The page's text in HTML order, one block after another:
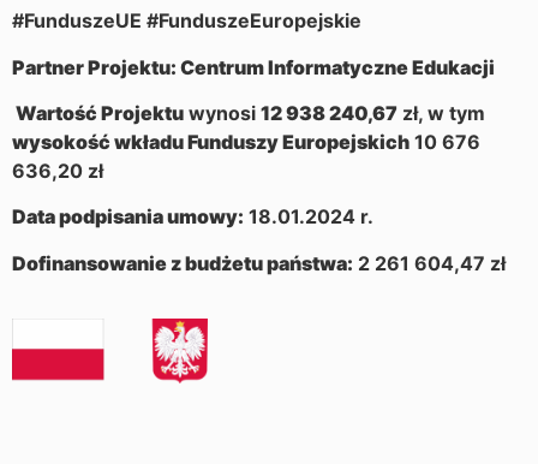
#FunduszeUE #FunduszeEuropejskie
Partner Projektu: Centrum Informatyczne Edukacji
Wartość Projektu wynosi 12 938 240,67 zł, w tym
wysokość wkładu Funduszy Europejskich 10 676
636,20 zł
Data podpisania umowy: 18.01.2024 r.
Dofinansowanie z budżetu państwa: 2 261 604,47 zł